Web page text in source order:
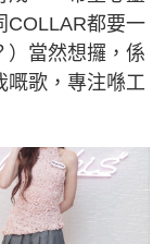
COLLAR都要一
）當然想攞，係
嘅歌，專注喺工